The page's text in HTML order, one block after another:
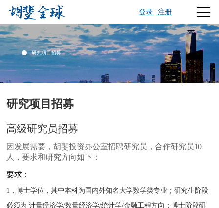
登录 |注册
研究项目招募
研究项目招募
高级研究员招募
因发展需要，胡斐投资办公室招聘研究员，合作研究员10
人，要求和研究方向如下：
要求：
1，博士学位，其中本科为国内外知名大学数学类专业；研究生阶段
必须为 计量经济学/数量经济学/统计学/金融工程方向；博士阶段研